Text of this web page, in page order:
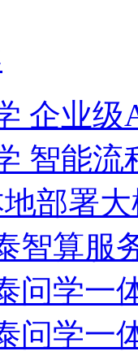
企业级
智能流
部署
智算服
问学一
问学一